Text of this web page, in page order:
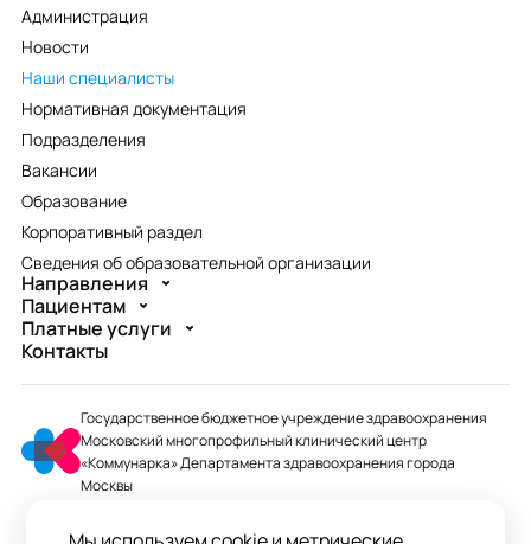
Администрация
Новости
Наши специалисты
Нормативная документация
Подразделения
Вакансии
Образование
Корпоративный раздел
Сведения об образовательной организации
Направления
Пациентам
Платные услуги
Контакты
Государственное бюджетное учреждение здравоохранения
Московский многопрофильный клинический центр
«Коммунарка» Департамента здравоохранения города
Москвы